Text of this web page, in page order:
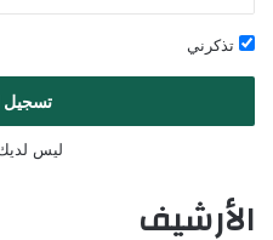
تذكرني
تسجيل
ليس
الأرشيف